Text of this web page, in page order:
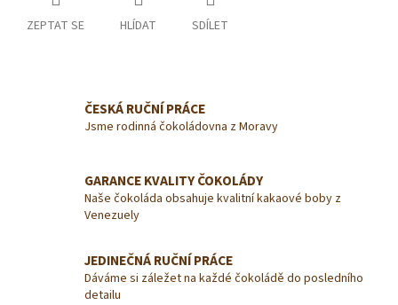
ZEPTAT SE HLÍDAT SDÍLET
ČESKÁ RUČNÍ PRÁCE
Jsme rodinná čokoládovna z Moravy
GARANCE KVALITY ČOKOLÁDY
Naše čokoláda obsahuje kvalitní kakaové boby z
Venezuely
JEDINEČNÁ RUČNÍ PRÁCE
Dáváme si záležet na každé čokoládě do posledního
detailu